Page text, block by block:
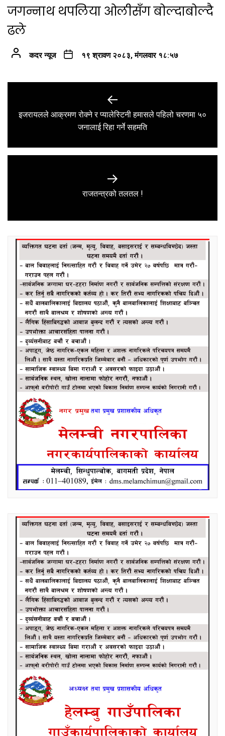
जगन्नाथ थपलिया ओलीसँग बोल्दाबोल्दै
ढले
कदर न्यूज १९ श्रावण २०८३, मंगलवार १८:५७
navigation
Previous
post:
इजरायलले आक्रमण रोक्ने र प्यालेस्टिनी हमासले पहिलो चरणमा ५०
जनालाई रिहा गर्ने सहमति
Next
राजतन्त्रको तलतल !